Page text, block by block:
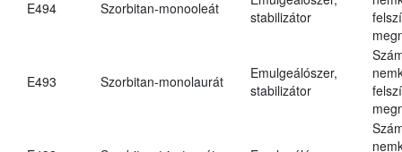
E494 Szorbitan-monooleát
stabilizátor
E493 Szorbitan-monolaurát
Emulgeálószer,
stabilizátor